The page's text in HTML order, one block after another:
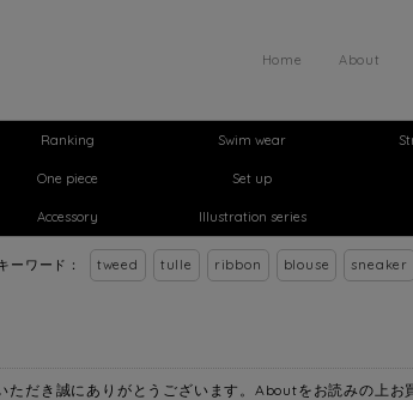
About
Home
Ranking Swim wear
One piece Set up
Accessory Illustration series
ーワード： tweed tulle ribbon blouse sneaker
ただき誠にありがとうございます。Aboutをお読みの上お